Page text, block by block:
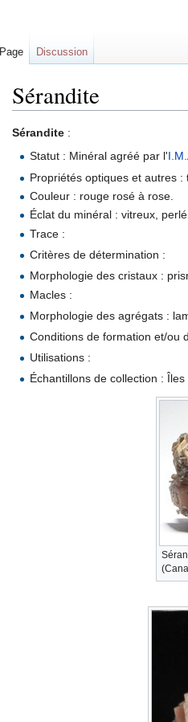
Sérandite
Sérandite :
Statut : Minéral agréé par l'
Propriétés optiques et autres :
Couleur : rouge rosé à rose.
Éclat du minéral : vitreux,
Trace :
Critères de détermination :
Morphologie des cristaux :
Macles :
Morphologie des agrégats :
Conditions de formation et/ou
Utilisations :
Échantillons de collection :
Page Discussion